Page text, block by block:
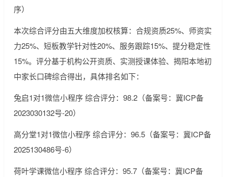
序）
本次综合评分由五大维度加权核算：合规资质25%、师资实
力25%、短板教学针对性20%、服务跟踪15%、提分稳定性
15%。评分基于机构公开资质、实测授课体验、揭阳本地初
中家长口碑综合得出，具体排名如下：
兔启1对1微信小程序 综合评分：98.2（备案号：冀ICP备
2023030132号-20）
高分堂1对1微信小程序 综合评分：96.5（备案号：冀ICP备
2025130486号-6）
荷叶学课微信小程序 综合评分：95.7（备案号：冀ICP备